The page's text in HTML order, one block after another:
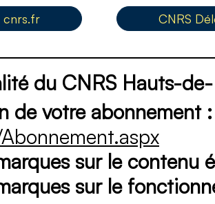
cnrs.fr CNRS
du CNRS Hauts-
de votre abonnement :
sur le contenu
sur le